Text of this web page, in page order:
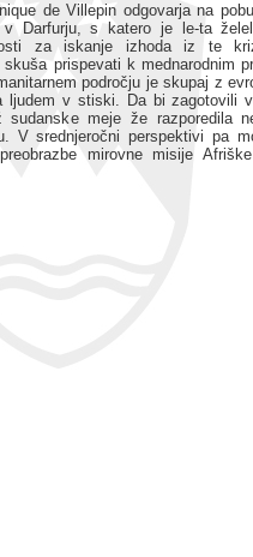
de Villepin odgovarja na
Darfurju, s katero je le-ta
za iskanje izhoda iz te
prispevati k mednarodnim
področju je skupaj z
ljudem v stiski. Da bi zagotovili
meje že razporedila
V srednjeročni perspektivi pa
mirovne misije